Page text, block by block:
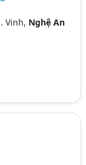
Vinh, Nghệ An